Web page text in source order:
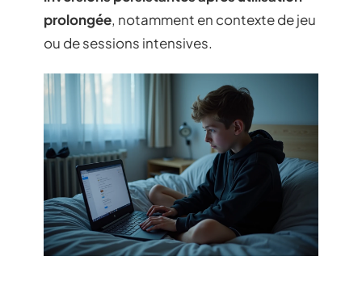
prolongée, notamment en contexte de jeu
ou de sessions intensives.